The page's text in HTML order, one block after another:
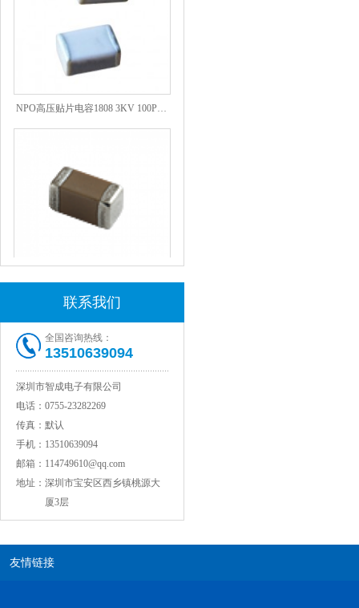
COG高压贴片电容1812 3KV 470PF 5%精度
联系我们
全国咨询热线：
13510639094
深圳市智成电子有限公司
电话： 0755-23282269
传真： 默认
手机： 13510639094
邮箱： 114749610@qq.com
地址： 深圳市宝安区西乡镇桃源大
厦3层
友情链接